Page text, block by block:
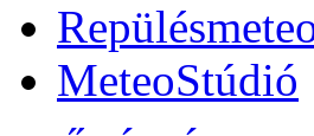
MeteoStúdió